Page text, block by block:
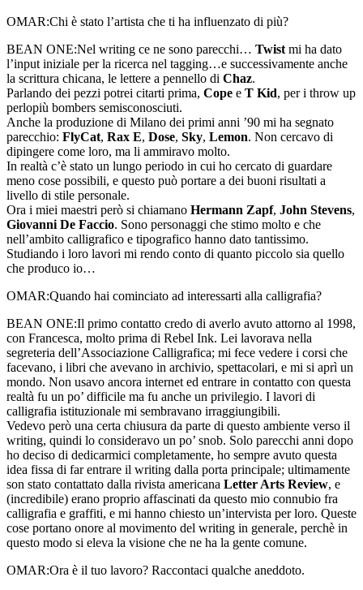
OMAR:Chi è stato l’artista che ti ha influenzato di più?
BEAN ONE:Nel writing ce ne sono parecchi… Twist mi ha dato
l’input iniziale per la ricerca nel tagging…e successivamente anche
la scrittura chicana, le lettere a pennello di Chaz.
Parlando dei pezzi potrei citarti prima, Cope e T Kid, per i throw up
perlopiù bombers semisconosciuti.
Anche la produzione di Milano dei primi anni ’90 mi ha segnato
parecchio: FlyCat, Rax E, Dose, Sky, Lemon. Non cercavo di
dipingere come loro, ma li ammiravo molto.
In realtà c’è stato un lungo periodo in cui ho cercato di guardare
meno cose possibili, e questo può portare a dei buoni risultati a
livello di stile personale.
Ora i miei maestri però si chiamano Hermann Zapf, John Stevens,
Giovanni De Faccio. Sono personaggi che stimo molto e che
nell’ambito calligrafico e tipografico hanno dato tantissimo.
Studiando i loro lavori mi rendo conto di quanto piccolo sia quello
che produco io…
OMAR:Quando hai cominciato ad interessarti alla calligrafia?
BEAN ONE:Il primo contatto credo di averlo avuto attorno al 1998,
con Francesca, molto prima di Rebel Ink. Lei lavorava nella
segreteria dell’Associazione Calligrafica; mi fece vedere i corsi che
facevano, i libri che avevano in archivio, spettacolari, e mi si aprì un
mondo. Non usavo ancora internet ed entrare in contatto con questa
realtà fu un po’ difficile ma fu anche un privilegio. I lavori di
calligrafia istituzionale mi sembravano irraggiungibili.
Vedevo però una certa chiusura da parte di questo ambiente verso il
writing, quindi lo consideravo un po’ snob. Solo parecchi anni dopo
ho deciso di dedicarmici completamente, ho sempre avuto questa
idea fissa di far entrare il writing dalla porta principale; ultimamente
son stato contattato dalla rivista americana Letter Arts Review, e
(incredibile) erano proprio affascinati da questo mio connubio fra
calligrafia e graffiti, e mi hanno chiesto un’intervista per loro. Queste
cose portano onore al movimento del writing in generale, perchè in
questo modo si eleva la visione che ne ha la gente comune.
OMAR:Ora è il tuo lavoro? Raccontaci qualche aneddoto.